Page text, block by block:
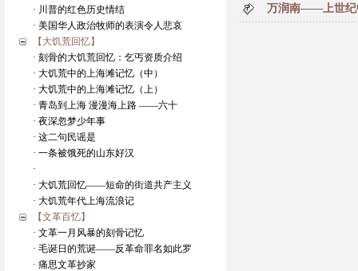
· 川普的红色历史情结
· 美国华人政治牧师的表演令人悲哀
【大饥荒回忆】
· 刻骨的大饥荒回忆：乞丐资质介绍
· 大饥荒中的上海滩记忆（中）
· 大饥荒中的上海滩记忆（上）
· 青岛到上海 漫漫海上路 ——六十
· 夜深忽梦少年事
· 这二句民谣是
· 一条被饿死的山东好汉
·
· 大饥荒回忆——短命的街道共产主义
· 大饥荒年代上海流浪记
【文革百忆】
· 文革一月风暴的刻骨记忆
· 毛诞日的荒诞——反革命罪名如此罗
· 痛思文革抄家
万润南——上世纪